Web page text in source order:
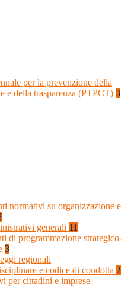
per la prevenzione della
e della trasparenza (PTPCT) 3
normativi su organizzazione e
generali 11
di programmazione strategico-
3
regionali
e codice di condotta 2
per cittadini e imprese